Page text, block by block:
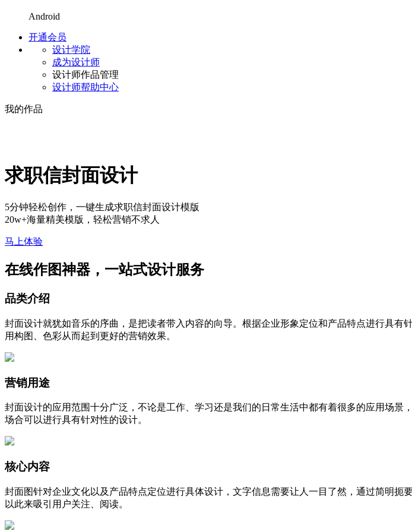
Android
开通会员
设计学院
成为设计师
设计师作品管理
设计师帮助中心
我的作品
求职信封面设计
5分钟轻松创作，一键生成求职信封面设计模版
20w+海量精美模版，轻松营销不求人
马上体验
在线作图神器，一站式设计服务
品类介绍
封面设计就犹如音乐的序曲，是把读者带入内容的向导。根据企业形象定位和产品特点进行具
用构图、色彩从而起到更好的营销效果。
营销用途
封面设计的应用范围十分广泛，不论是工作、学习还是我们的日常生活中都有着很多的应用场
场合可以进行具有针对性的设计。
核心内容
封面图针对企业文化以及产品特点定位进行具体设计，文字信息需要让人一目了然，通过简明
以此来吸引用户关注、阅读。